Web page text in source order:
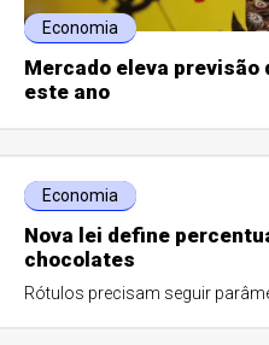
Economia
Mercado eleva previsão
este ano
Economia
Nova lei define
chocolates
Rótulos precisam seguir